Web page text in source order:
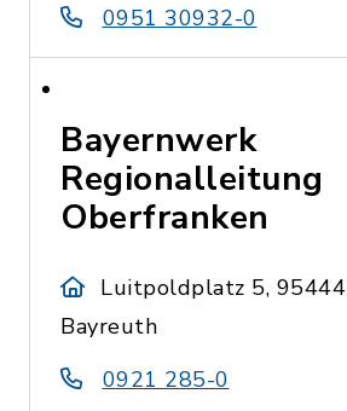
0951 30932-0
Bayernwerk
Regionalleitung
Oberfranken
Luitpoldplatz 5, 95444
Bayreuth
0921 285-0